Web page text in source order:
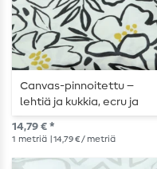
Canvas-pinnoitettu –
lehtiä ja kukkia, ecru ja
musta
14,79 € *
1 metriä | 14,79 € / metriä